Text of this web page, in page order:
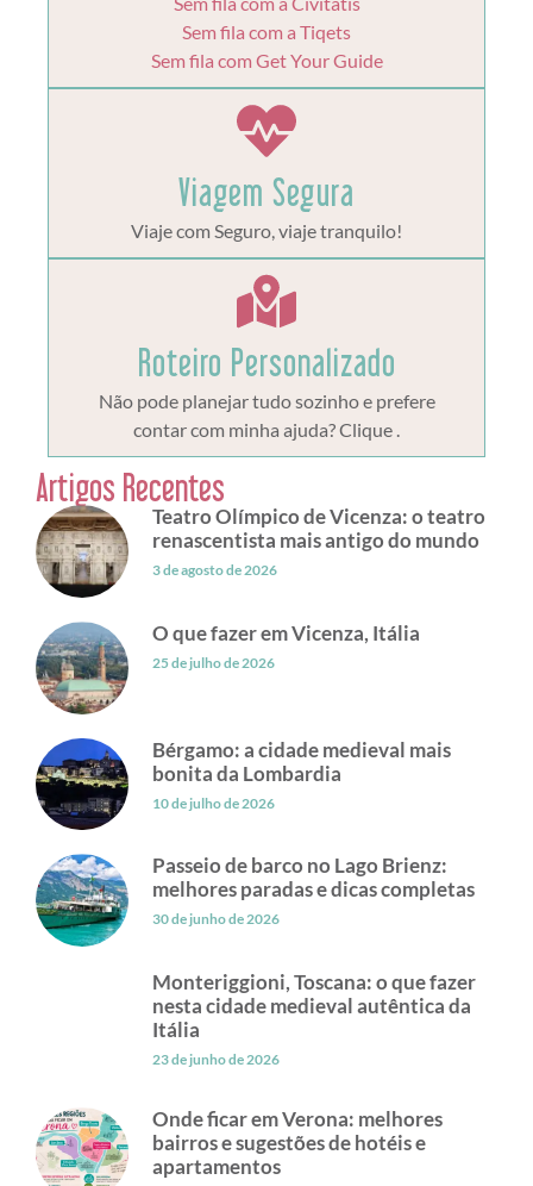
Sem fila com a Tiqets
Sem fila com Get Your Guide
Viagem Segura
Viaje com Seguro, viaje tranquilo!
Roteiro Personalizado
Não pode planejar tudo sozinho e prefere
contar com minha ajuda? Clique .
Artigos Recentes
Teatro Olímpico de Vicenza: o teatro
renascentista mais antigo do mundo
3 de agosto de 2026
O que fazer em Vicenza, Itália
25 de julho de 2026
Bérgamo: a cidade medieval mais
bonita da Lombardia
10 de julho de 2026
Passeio de barco no Lago Brienz:
melhores paradas e dicas completas
30 de junho de 2026
Monteriggioni, Toscana: o que fazer
nesta cidade medieval autêntica da
Itália
23 de junho de 2026
Onde ficar em Verona: melhores
bairros e sugestões de hotéis e
apartamentos